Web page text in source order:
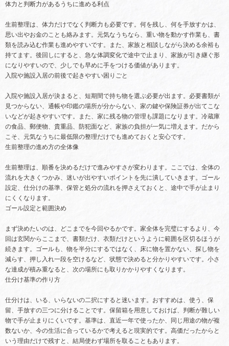
体力と判断力があるうちに進める利点
生前整理は、体力だけでなく判断力も必要です。何を残し、何を手放すかは、
思い出やお金のことも絡みます。元気なうちなら、重い物を動かす作業も、書
類を読み込む作業も進めやすいです。また、家族と相談しながら決める余裕も
持てます。後回しにすると、急な体調変化で途中で止まり、家族が引き継ぐ形
になりやすいので、少しでも早めに手をつける価値があります。
入院や施設入居の前後で起きやすい困りごと
入院や施設入居が決まると、短期間で持ち物を選ぶ必要が出ます。必要書類が
見つからない、通帳や印鑑の場所が分からない、家の鍵や保険証券が出てこな
いなどが起きやすいです。また、家に残る物の管理も課題になります。冷蔵庫
の食品、郵便物、貴重品、防犯面など、家族の負担が一気に増えます。だから
こそ、元気なうちに最低限の整理だけでも進めておくと安心です。
生前整理の進め方の全体像
生前整理は、順番を決めるだけで進みやすさが変わります。ここでは、全体の
流れを大きくつかみ、迷いが出やすいポイントを先に潰していきます。ゴール
設定、仕分けの基準、保管と処分の流れを押さえておくと、途中で手が止まり
にくくなります。
ゴール設定と範囲決め
まず決めたいのは、どこまでを今回やるかです。家全体を完璧にするより、今
回は玄関からここまで、書類だけ、衣類だけというように範囲を区切るほうが
続きます。ゴールも、物を半分にするではなく、床に物を置かない、探し物を
減らす、押し入れ一段を空けるなど、状態で決めると分かりやすいです。小さ
な達成が積み重なると、次の場所にも取りかかりやすくなります。
仕分け基準の作り方
仕分けは、いる、いらないの二択にすると迷います。おすすめは、使う、保
留、手放すの三つに分けることです。保留箱を用意しておけば、判断が難しい
物で手が止まりにくいです。基準は、直近一年で使ったか、同じ用途の物が複
数ないか、今の生活に合っているかで考えると現実的です。高価だったからと
いう理由だけで残すと、結局使わず場所を取ることもあります。